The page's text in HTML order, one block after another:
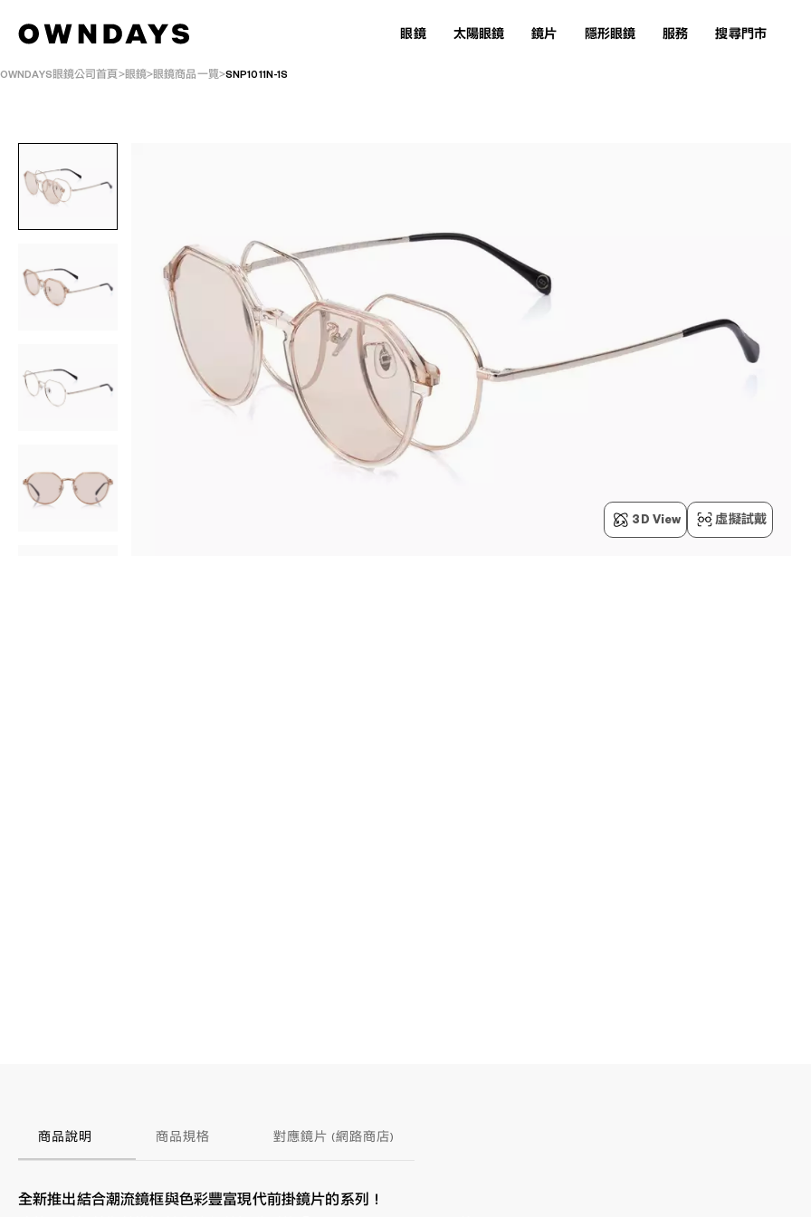
眼鏡 太陽眼鏡 鏡片 隱形眼鏡 服務 搜尋門市
OWNDAYS眼鏡公司首頁 眼鏡 眼鏡商品一覽 SNP1011N-1S
3D View 虛擬試戴
商品說明 商品規格 對應鏡片 (網路商店)
全新推出結合潮流鏡框與色彩豐富現代前掛鏡片的系列！